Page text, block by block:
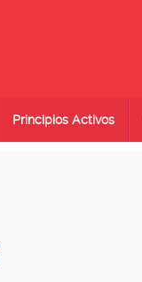
Principios Activos